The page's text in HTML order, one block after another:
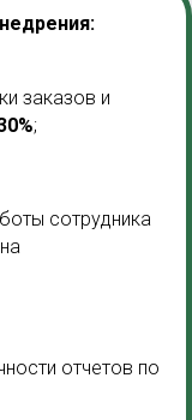
заказов и
;
сотрудника
отчетов по